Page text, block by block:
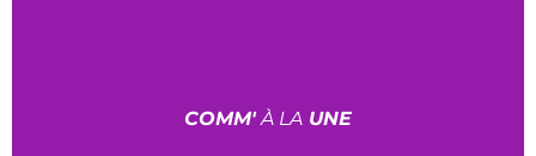
COMM'À LA UNE